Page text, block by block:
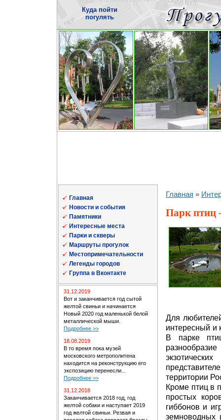
Куда пойти
погулять
Главная
Новости и события
Памятники
Интересные места
Парки и скверы
Маршруты прогулок
Местопримечательности
Легенды городов
Группа в Вконтакте
31.12.2019
Вот и заканчивается год сытой
желтой свиньи и начинается
Новый 2020 год маленькой белой
металлической мыши.
Подробнее >>
18.08.2019
В то время пока музей
московского метрополитена
находится на реконструкцию его
экспозицию перенесли...
Подробнее >>
31.12.2018
Заканчивается 2018 год, год
желтой собаки и наступает 2019
год желтой свиньи. Резвая и
Главная »
Парк птиц
Для
интересный и
В парке
территории
Кроме птиц в
простых
гиббонов и
земноводных